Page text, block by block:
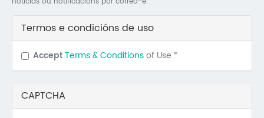
O
Termos e condicións de uso
AcceptTerms & Conditionsof Use *
CAPTCHA